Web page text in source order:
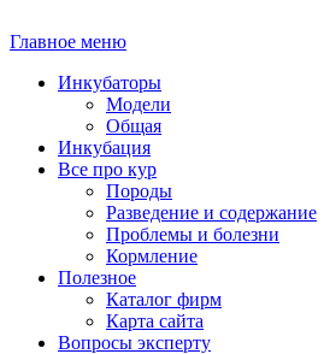
Главное меню
Инкубаторы
Модели
Общая
Инкубация
Все про кур
Породы
Разведение и содержание
Проблемы и болезни
Кормление
Полезное
Каталог фирм
Карта сайта
Вопросы эксперту